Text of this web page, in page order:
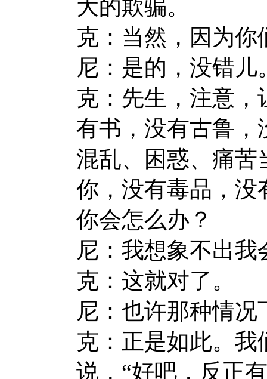
大的欺骗。
克：当然，因为
尼：是的，没错儿
克：先生，注意
有书，没有古鲁，
混乱、困惑、痛苦
你，没有毒品，没
你会怎么办？
尼：我想象不出我
克：这就对了。
尼：也许那种情
克：正是如此。
说，“好吧，反正